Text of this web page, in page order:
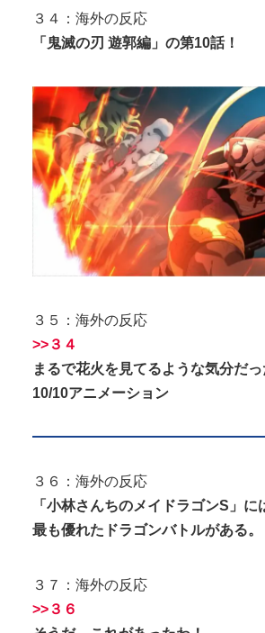
３４：海外の反応
「鬼滅の刃 遊郭編」の第10話！
３５：海外の反応
>>３４
まるで花火を見てるような気分だっ
10/10アニメーション
３６：海外の反応
「小林さんちのメイドラゴンS」に
最も優れたドラゴンバトルがある。
３７：海外の反応
>>３６